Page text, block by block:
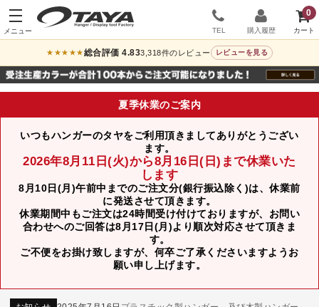
0
TEL 購入履歴
★★★★★総合評価 4.833,318件のレビュー レビューを見る
夏季休業のご案内
いつもハンガーのタヤをご利用頂きましてありがとうござい
ます。
2026年8月11日(火)から8月16日(日)まで休業いた
します
8月10日(月)午前中までのご注文分(銀行振込除く)は、休業前
に発送させて頂きます。
休業期間中もご注文は24時間受け付けておりますが、お問い
合わせへのご回答は8月17日(月)より順次対応させて頂きま
す。
ご不便をお掛け致しますが、何卒ご了承くださいますようお
願い申し上げます。
お知らせ 2024年12月12日年末年始休業のお知らせ
2026年3月7日
お知らせ 2025年7月16日
プラスチック製ハンガー、及び木製ハンガーKシリーズ 価格改定のお知らせ